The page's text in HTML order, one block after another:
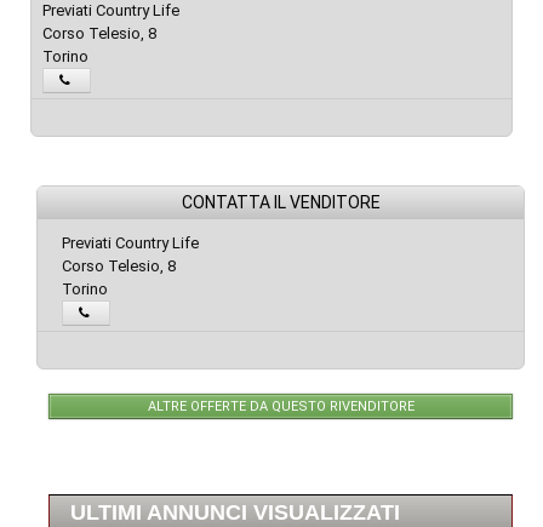
Previati Country Life
Corso Telesio, 8
Torino
CONTATTA IL VENDITORE
Previati Country Life
Corso Telesio, 8
Torino
ALTRE OFFERTE DA QUESTO RIVENDITORE
ULTIMI ANNUNCI VISUALIZZATI